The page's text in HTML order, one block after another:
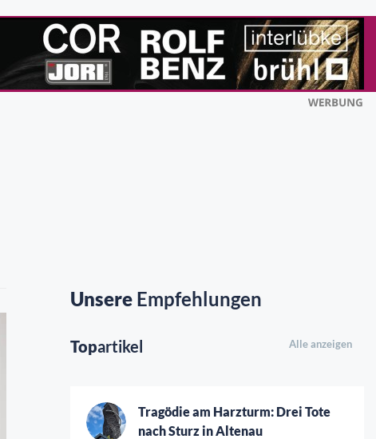
Unsere Empfehlungen
Topartikel Alle anzeigen
Tragödie am Harzturm: Drei Tote
nach Sturz in Altenau